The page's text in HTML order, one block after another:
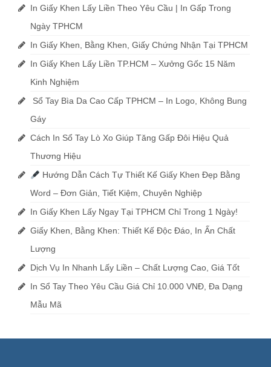
In Giấy Khen Lấy Liền Theo Yêu Cầu | In Gấp Trong
Ngày TPHCM
In Giấy Khen, Bằng Khen, Giấy Chứng Nhận Tại TPHCM
In Giấy Khen Lấy Liền TP.HCM – Xưởng Gốc 15 Năm
Kinh Nghiệm
Sổ Tay Bìa Da Cao Cấp TPHCM – In Logo, Không Bung
Gáy
Cách In Sổ Tay Lò Xo Giúp Tăng Gấp Đôi Hiệu Quả
Thương Hiệu
Hướng Dẫn Cách Tự Thiết Kế Giấy Khen Đẹp Bằng
Word – Đơn Giản, Tiết Kiệm, Chuyên Nghiệp
In Giấy Khen Lấy Ngay Tại TPHCM Chỉ Trong 1 Ngày!
Giấy Khen, Bằng Khen: Thiết Kế Độc Đáo, In Ấn Chất
Lượng
Dịch Vụ In Nhanh Lấy Liền – Chất Lượng Cao, Giá Tốt
In Sổ Tay Theo Yêu Cầu Giá Chỉ 10.000 VNĐ, Đa Dạng
Mẫu Mã